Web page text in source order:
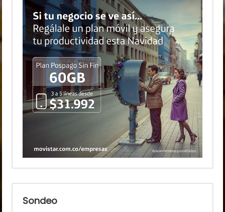
Sondeo